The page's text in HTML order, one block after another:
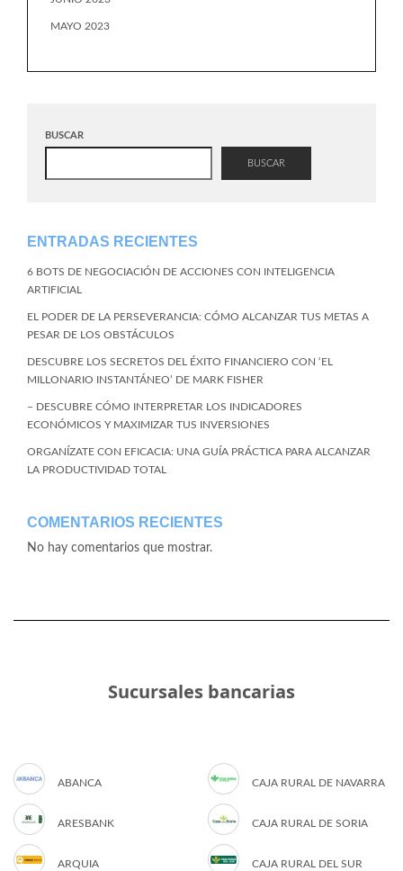
MAYO 2023
BUSCAR
BUSCAR
ENTRADAS RECIENTES
6 BOTS DE NEGOCIACIÓN DE ACCIONES CON INTELIGENCIA
ARTIFICIAL
EL PODER DE LA PERSEVERANCIA: CÓMO ALCANZAR TUS METAS A
PESAR DE LOS OBSTÁCULOS
DESCUBRE LOS SECRETOS DEL ÉXITO FINANCIERO CON ‘EL
MILLONARIO INSTANTÁNEO’ DE MARK FISHER
– DESCUBRE CÓMO INTERPRETAR LOS INDICADORES
ECONÓMICOS Y MAXIMIZAR TUS INVERSIONES
ORGANÍZATE CON EFICACIA: UNA GUÍA PRÁCTICA PARA ALCANZAR
LA PRODUCTIVIDAD TOTAL
COMENTARIOS RECIENTES
No hay comentarios que mostrar.
Sucursales bancarias
ABANCA
ARESBANK
ARQUIA
CAJA RURAL DE NAVARRA
CAJA RURAL DE SORIA
CAJA RURAL DEL SUR